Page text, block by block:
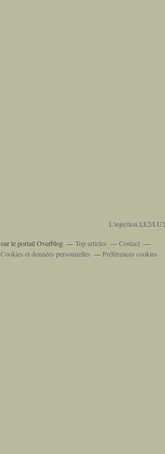
L'injection LE2/
sur le portail Overblog Top articles
Contact
Cookies et données personnelles Préférences cookies